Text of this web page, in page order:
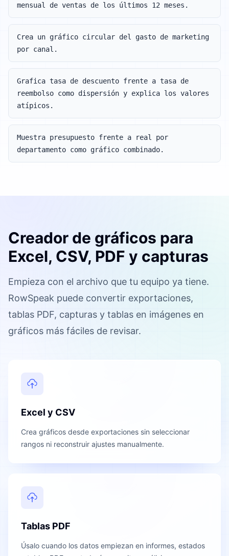
mensual de ventas de los últimos 12 meses.
Crea un gráfico circular del gasto de marketing
por canal.
Grafica tasa de descuento frente a tasa de
reembolso como dispersión y explica los valores
atípicos.
Muestra presupuesto frente a real por
departamento como gráfico combinado.
Creador de gráficos para
Excel, CSV, PDF y capturas
Empieza con el archivo que tu equipo ya tiene.
RowSpeak puede convertir exportaciones,
tablas PDF, capturas y tablas en imágenes en
gráficos más fáciles de revisar.
Excel y CSV
Crea gráficos desde exportaciones sin seleccionar
rangos ni reconstruir ajustes manualmente.
Tablas PDF
Úsalo cuando los datos empiezan en informes, estados